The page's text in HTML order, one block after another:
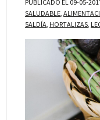
PUBLICADO EL 09-05-
SALUDABLE,
5ALDÍA, HORTALIZAS,